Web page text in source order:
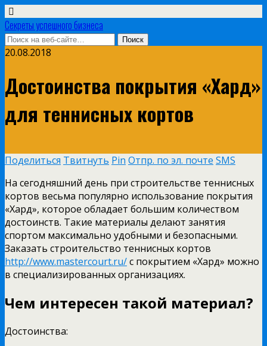
Секреты успешного бизнеса
20.08.2018
Достоинства покрытия «Хард»
для теннисных кортов
Поделиться Твитнуть Pin Отпр. по эл. почте SMS
На сегодняшний день при строительстве теннисных
кортов весьма популярно использование покрытия
«Хард», которое обладает большим количеством
достоинств. Такие материалы делают занятия
спортом максимально удобными и безопасными.
Заказать строительство теннисных кортов
http://www.mastercourt.ru/с покрытием «Хард» можно
в специализированных организациях.
Чем интересен такой материал?
Достоинства: